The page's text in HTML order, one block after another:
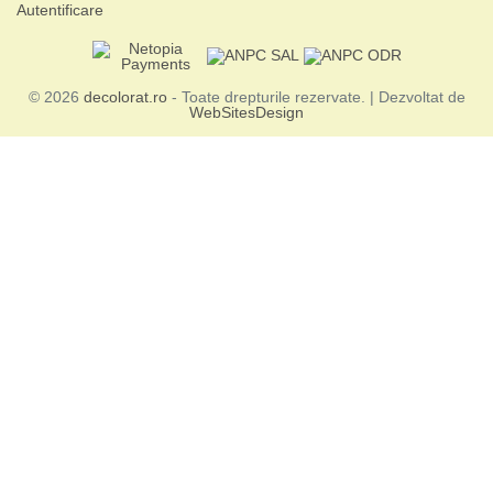
Autentificare
© 2026 decolorat.ro- Toate drepturile rezervate. | Dezvoltat de
WebSitesDesign